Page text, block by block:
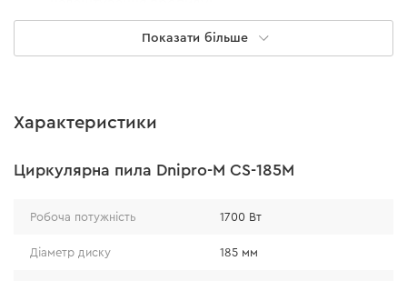
додаткова ручка для надійного утримання під час
гвинти фіксацій мають пластикові накладки для
підпружинений захисний кожух виконаний з
кришки щіткового вузла нового типу для
Показати більше
Характеристики
Циркулярна пила Dnipro-M CS-185M
Робоча потужність 1700 Вт
Діаметр диску 185 мм